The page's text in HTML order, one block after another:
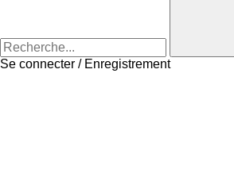
Se connecter / Enregistrement